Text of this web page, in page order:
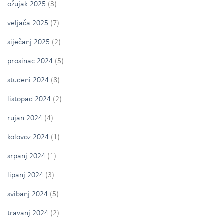
ožujak 2025 (3)
veljača 2025 (7)
siječanj 2025 (2)
prosinac 2024 (5)
studeni 2024 (8)
listopad 2024 (2)
rujan 2024 (4)
kolovoz 2024 (1)
srpanj 2024 (1)
lipanj 2024 (3)
svibanj 2024 (5)
travanj 2024 (2)